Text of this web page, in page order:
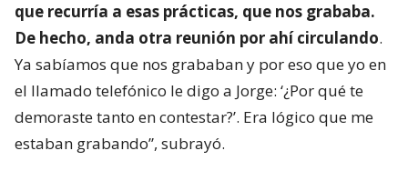
que recurría a esas prácticas, que nos grababa.
De hecho, anda otra reunión por ahí circulando.
Ya sabíamos que nos grababan y por eso que yo en
el llamado telefónico le digo a Jorge: ‘¿Por qué te
demoraste tanto en contestar?’. Era lógico que me
estaban grabando”, subrayó.